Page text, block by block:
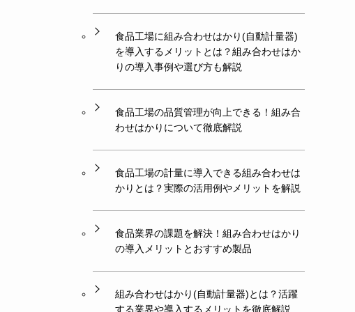
食品工場に組み合わせはかり(自動計量器)
を導入するメリットとは？組み合わせはか
りの導入事例や選び方も解説
食品工場の品質管理が向上できる！組み合
わせはかりについて徹底解説
食品工場の計量に導入できる組み合わせは
かりとは？実際の活用例やメリットを解説
食品業界の課題を解決！組み合わせはかり
の導入メリットとおすすめ製品
組み合わせはかり(自動計量器)とは？活躍
する業界や導入するメリットを徹底解説